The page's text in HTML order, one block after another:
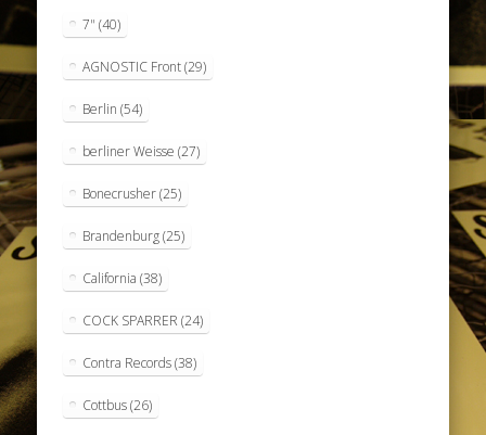
7" (40)
AGNOSTIC Front(29)
Berlin (54)
berliner Weisse (27)
Bonecrusher(25)
Brandenburg(25)
California (38)
COCK SPARRER (24)
Contra Records(38)
Cottbus(26)